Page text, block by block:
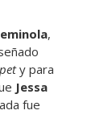
,
y para
Jessa
fue